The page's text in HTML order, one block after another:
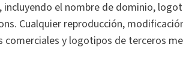
el nombre de dominio,
Cualquier reproducción,
y logotipos de terceros